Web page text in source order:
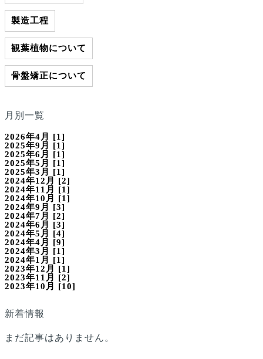
製造工程
観葉植物について
骨盤矯正について
月別一覧
2026年4月 [1]
2025年9月 [1]
2025年6月 [1]
2025年5月 [1]
2025年3月 [1]
2024年12月 [2]
2024年11月 [1]
2024年10月 [1]
2024年9月 [3]
2024年7月 [2]
2024年6月 [3]
2024年5月 [4]
2024年4月 [9]
2024年3月 [1]
2024年1月 [1]
2023年12月 [1]
2023年11月 [2]
2023年10月 [10]
新着情報
まだ記事はありません。